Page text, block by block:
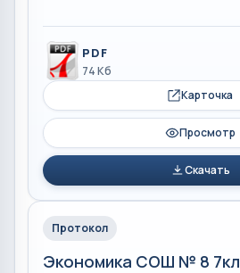
PDF
74 Кб
Карточка
Просмотр
Скачать
Протокол
Экономика СОШ № 8 7кл